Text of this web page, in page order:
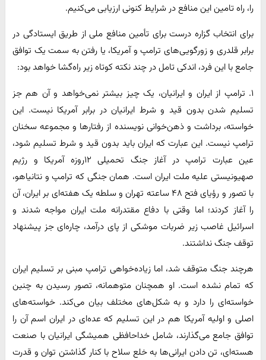
را، راه تامین این منافع در شرایط کنونی ارزیابی می‌کنیم.
برای انتخاب گزاره درست برای تأمین منافع ملی از طریق ایستادگی در
برابر قلدری و زورگویی‌های ترامپ و آمریکا، یا رفتن به سمت یک توافق
جامع با این فرد، اندکی تامل در چند نکته کوتاه زیر راه‌گشا خواهد بود:
١. ترامپ از ایران و ایرانیان، یک چیز بیشتر نمی‌خواهد و آن هم جز
تسلیم شدن بدون قید و شرط ایرانیان در برابر آمریکا نیست. این
خواسته، برداشت و ذهن‌خوانی نویسنده از رفتارها و مجموعه سخنان
ترامپ نیست. این عبارت که ایران باید بدون قید و شرط تسلیم شود،
عین عبارت ترامپ در آغاز جنگ تحمیلی ١٢روزه آمریکا و رژیم
صهیونیستی علیه ملت ایران است. همان جنگی که ترامپ و نتانیاهو،
با تصور و رؤیای فتح ۴٨ ساعته تهران و سلطه یک هفته‌ای بر ایران، آن
را آغاز کردند؛ اما وقتی با دفاع مقتدرانه ملت ایران مواجه شدند و
اسرائیل غاصب زیر ضربات موشکی از پای درآمد، چاره‌ای جز پیشنهاد
توقف جنگ نداشتند.
هرچند جنگ متوقف شد، اما زیاده‌خواهی ترامپ مبنی بر تسلیم ایران
که تمام نشده است. او همچنان متوهمانه، تصور رسیدن به چنین
خواسته‌ای را دارد و به شکل‌های مختلف بیان می‌کند. خواسته‌های
اصلی و اولیه آمریکا هم در این تسلیم که عده‌ای در ایران اسم آن را
توافق جامع می‌گذارند، شامل خداحافظی همیشگی ایرانیان با صنعت
هسته‌ای، تن دادن ایرانی‌ها به خلع سلاح با کنار گذاشتن توان و قدرت